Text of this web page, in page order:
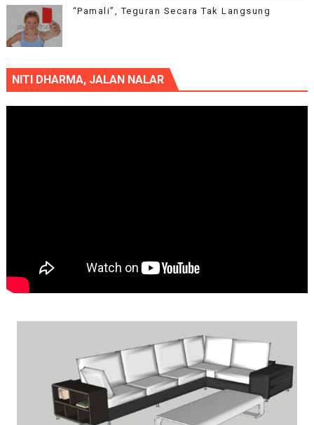
“Pamali”, Teguran Secara Tak Langsung
NITI DHARMA, JALAN NALAR